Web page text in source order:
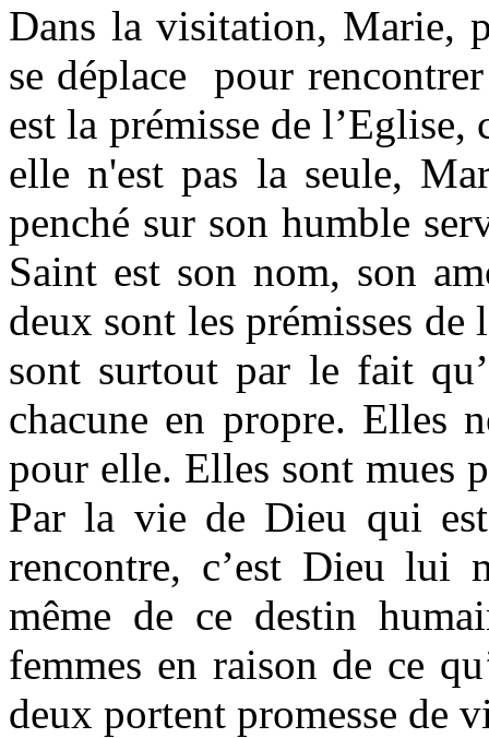
Dans la visitation, Marie,
se déplace pour
est la prémisse de
elle n'est pas la seule,
penché sur son humble
Saint est son nom, son
deux sont les prémisses
sont surtout par le fait
chacune en propre. Elles
pour elle. Elles sont mues
Par la vie de Dieu qui
rencontre, c’est Dieu lui
même de ce destin
femmes en raison de ce
deux portent promesse de